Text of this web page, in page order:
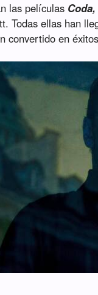
las películas
Todas ellas han
convertido en